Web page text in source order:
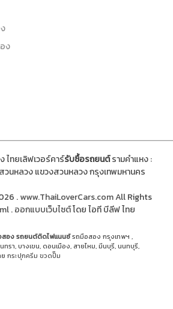
ง
ไทยเลิฟเวอร์คาร์รับซื้อรถยนต์รามคำแหง :
วนหลวง แขวงสวนหลวง กรุงเทพมหานคร
.www.ThaiLoverCars.comAll Rights
.ออกแบบเว็บไซต์โดย ไอที บีลีฟ ไทย
สองรถยนต์ติดไฟแนนซ์รถมือสอง กรุงเทพฯ ,
ทรา, บางเขน, ดอนเมือง, สายไหม, มีนบุรี, นนทบุรี,
กระปุกครีม ขวดปั๊ม